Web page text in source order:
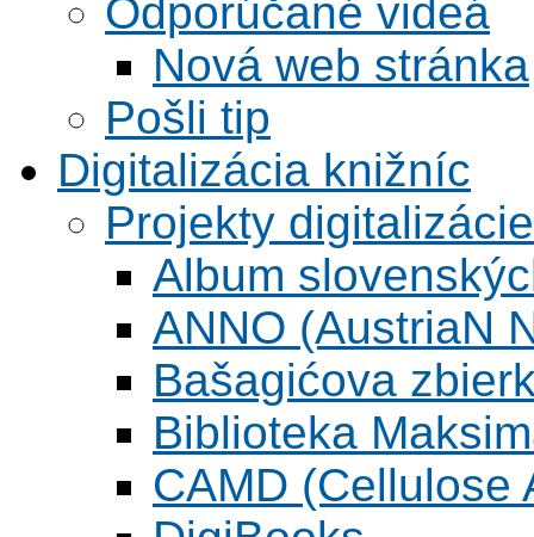
Odporúčané videá
Nová web stránka
Pošli tip
Digitalizácia knižníc
Projekty digitalizácie
Album
ANNO (AustriaN
Bašagićova
Biblioteka
CAMD (Cellulose